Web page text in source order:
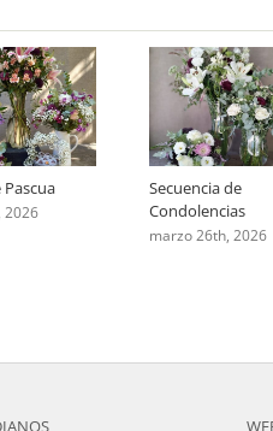
Pascua
2026
Secuencia de
Condolencias
marzo 26th, 2026